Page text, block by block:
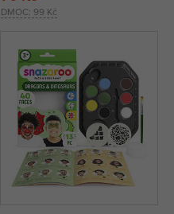
DMOC: 99 Kč